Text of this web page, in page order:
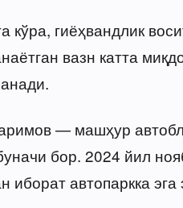
кўра, гиёҳвандлик
вазн катта
— машҳур
бор. 2024 йил
автопаркка эга